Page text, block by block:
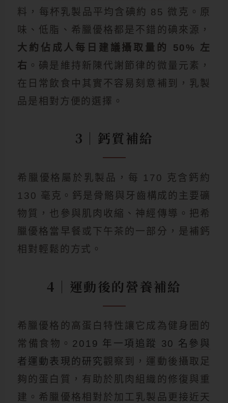
料，每杯乳製品平均含碘約 85 微克。原
味、低脂、希臘優格都是不錯的碘來源，
大約佔成人每日建議攝取量的 50% 左
右 。碘是維持新陳代謝節律的微量元素，
在日常飲食中其實不容易刻意補到，乳製
品是相對方便的選擇。
3｜鈣質補給
希臘優格屬於乳製品，每 170 克含鈣約
130 毫克。鈣是骨骼與牙齒構成的主要礦
物質，也參與肌肉收縮、神經傳導。把希
臘優格當早餐或下午茶的一部分，是補鈣
相對輕鬆的方式。
4｜運動後的營養補給
希臘優格的高蛋白特性讓它成為健身圈的
常備食物。 2019 年一項追蹤 30 名參與
者運動表現的研究觀察到，運動後攝取足
夠的蛋白質，有助於肌肉組織的修復與重
建。希臘優格相對於加工乳製品更接近天